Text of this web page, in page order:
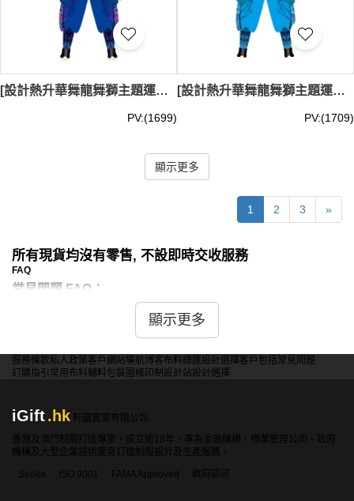
[設計熱升華舞龍舞獅主題運動服套裝]｜深藍色為主基調的舞獅表演服｜腰部繫有鮮亮的紫紅色腰帶｜褲子的兩側裝飾有立體的獅頭圖案｜舞龍舞獅表演、文化表演、節慶活動｜LDS025
PV:(1699)
[設計熱升華舞龍舞獅主題運動服套裝]｜亮藍色為主色調的舞獅表演服｜腰部系有深藍色腰帶｜龍形火焰紋樣｜舞龍舞獅表演、文化表演、節慶活動、運動訓練｜LDS024
PV:(1709)
顯示更多
1 2 3 »
所有現貨均沒有零售, 不設即時交收服務
FAQ
常見問題 FAQ：
問：現貨舞獅衫有哪些款式和尺碼選擇？
答：我們提供多種傳統及現代設計的現貨舞獅衫，顏色以象
獅、雲紋等傳統圖案。尺碼方面，我們備有成人及兒童尺
寸，以滿足整個團隊的需求。由於舞獅衫款式多樣，具體的
查詢。
問：現貨舞獅衫的材質是什麼？
答：我們的現貨舞獅衫主要選用輕便、耐磨且具光澤感的專
業表演面料，例如高品質的綢緞或全滌綸布料。這些材質不
顯示更多
服務條款私人政策客戶 網站導航博客布料總匯設計選擇客戶包括常見問題
訂購指引 常用布料輔料包裝 圖樣印制 設計站設計選擇
iGift.hk
軒龍實業有限公司
香港及澳門制服訂造專家，成立逾18年，專為金融機構、物業管理公司、政府
機構及大型企業提供度身訂造制服設計及生產服務。
Sedex
ISO 9001 FAMA Approved 政府認可